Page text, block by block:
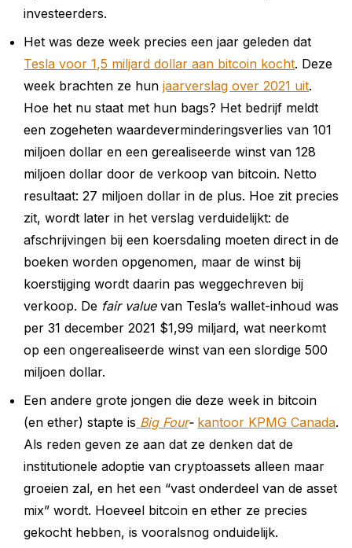
investeerders.
Het was deze week precies een jaar geleden dat
Tesla voor 1,5 miljard dollar aan bitcoin kocht. Deze
week brachten ze hunjaarverslag over 2021 uit.
Hoe het nu staat met hun bags? Het bedrijf meldt
een zogeheten waardeverminderingsverlies van 101
miljoen dollar en een gerealiseerde winst van 128
miljoen dollar door de verkoop van bitcoin. Netto
resultaat: 27 miljoen dollar in de plus. Hoe zit precies
zit, wordt later in het verslag verduidelijkt: de
afschrijvingen bij een koersdaling moeten direct in de
boeken worden opgenomen, maar de winst bij
koerstijging wordt daarin pas weggechreven bij
verkoop. De fair valuevan Tesla’s wallet-inhoud was
per 31 december 2021 $1,99 miljard, wat neerkomt
op een ongerealiseerde winst van een slordige 500
miljoen dollar.
Een andere grote jongen die deze week in bitcoin
(en ether) stapte is Big Four- kantoor KPMG Canada.
Als reden geven ze aan dat ze denken dat de
institutionele adoptie van cryptoassets alleen maar
groeien zal, en het een “vast onderdeel van de asset
mix” wordt. Hoeveel bitcoin en ether ze precies
gekocht hebben, is vooralsnog onduidelijk.